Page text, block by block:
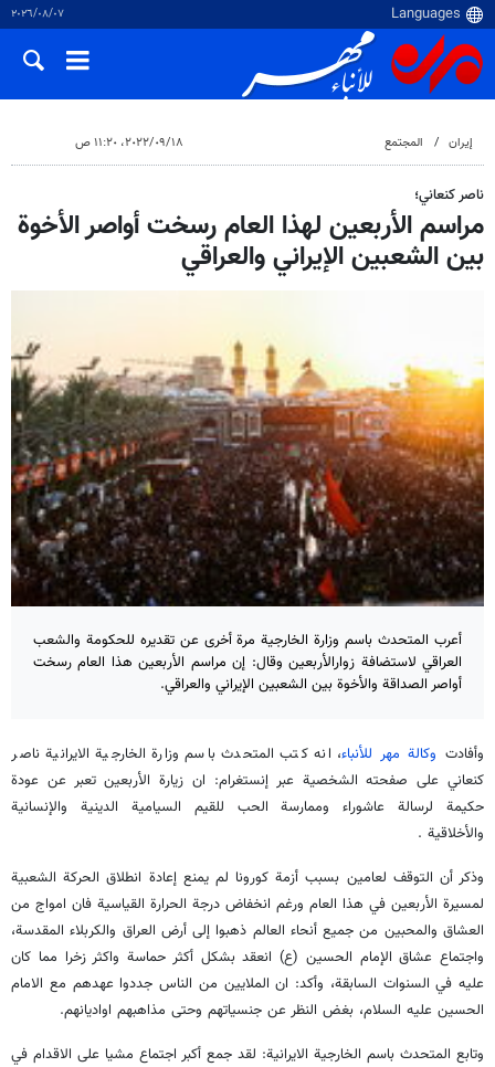
٠٧‏/٠٨‏/٢٠٢٦
إيران المجتمع ١٨‏/٠٩‏/٢٠٢٢، ١١:٢٠ ص
ناصر كنعاني؛
مراسم الأربعين لهذا العام رسخت أواصر الأخوة
بين الشعبين الإيراني والعراقي
أعرب المتحدث باسم وزارة الخارجية مرة أخرى عن تقديره للحكومة والشعب
العراقي لاستضافة زوارالأربعين وقال: إن مراسم الأربعين هذا العام رسخت
أواصر الصداقة والأخوة بين الشعبين الإيراني والعراقي.
وأفادت وكالة مهر للأنباء، انه كتب المتحدث باسم وزارة الخارجية الايرانية ناصر
كنعاني على صفحته الشخصية عبر إنستغرام: ان زيارة الأربعين تعبر عن عودة
حكيمة لرسالة عاشوراء وممارسة الحب للقيم السيامية الدينية والإنسانية
والأخلاقية .
وذكر أن التوقف لعامين بسبب أزمة كورونا لم يمنع إعادة انطلاق الحركة الشعبية
لمسيرة الأربعين في هذا العام ورغم انخفاض درجة الحرارة القياسية فان امواج من
العشاق والمحبين من جميع أنحاء العالم ذهبوا إلى أرض العراق والكربلاء المقدسة،
واجتماع عشاق الإمام الحسين (ع) انعقد بشكل أكثر حماسة واكثر زخرا مما كان
عليه في السنوات السابقة، وأكد: ان الملايين من الناس جددوا عهدهم مع الامام
الحسين عليه السلام، بغض النظر عن جنسياتهم وحتى مذاهبهم اواديانهم.
وتابع المتحدث باسم الخارجية الايرانية: لقد جمع أكبر اجتماع مشيا على الاقدام في